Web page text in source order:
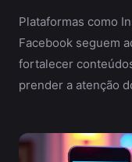
Plataformas como
Facebook seguem
fortalecer
prender a atenção